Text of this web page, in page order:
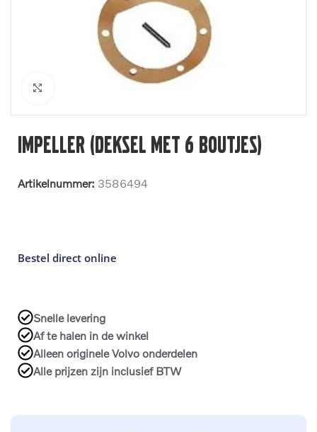
Klik om te vergroten
Impeller (deksel met 6 boutjes)
Artikelnummer: 3586494
Bestel direct online
Snelle levering
Af te halen in de winkel
Alleen originele Volvo onderdelen
Alle prijzen zijn inclusief BTW